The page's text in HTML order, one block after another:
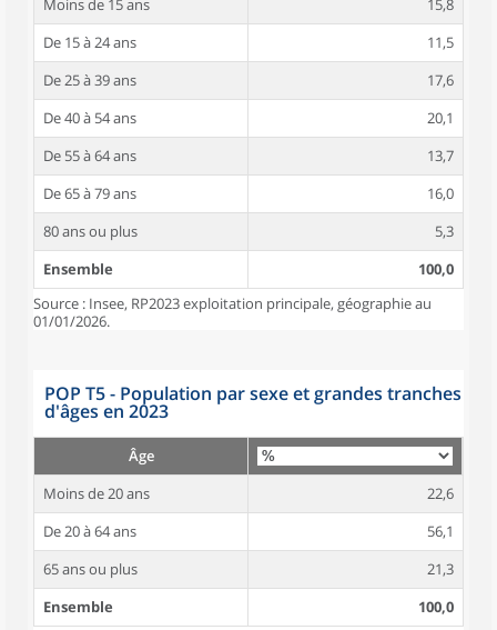
Moins de 15 ans
15,8
De 15 à 24 ans
11,5
De 25 à 39 ans
17,6
De 40 à 54 ans
20,1
De 55 à 64 ans
13,7
De 65 à 79 ans
16,0
80 ans ou plus
5,3
Ensemble
100,0
Source : Insee, RP2023 exploitation principale, géographie au
01/01/2026.
POP T5 - Population par sexe et grandes tranches
d'âges en 2023
Âge
Moins de 20 ans
22,6
De 20 à 64 ans
56,1
65 ans ou plus
21,3
Ensemble
100,0